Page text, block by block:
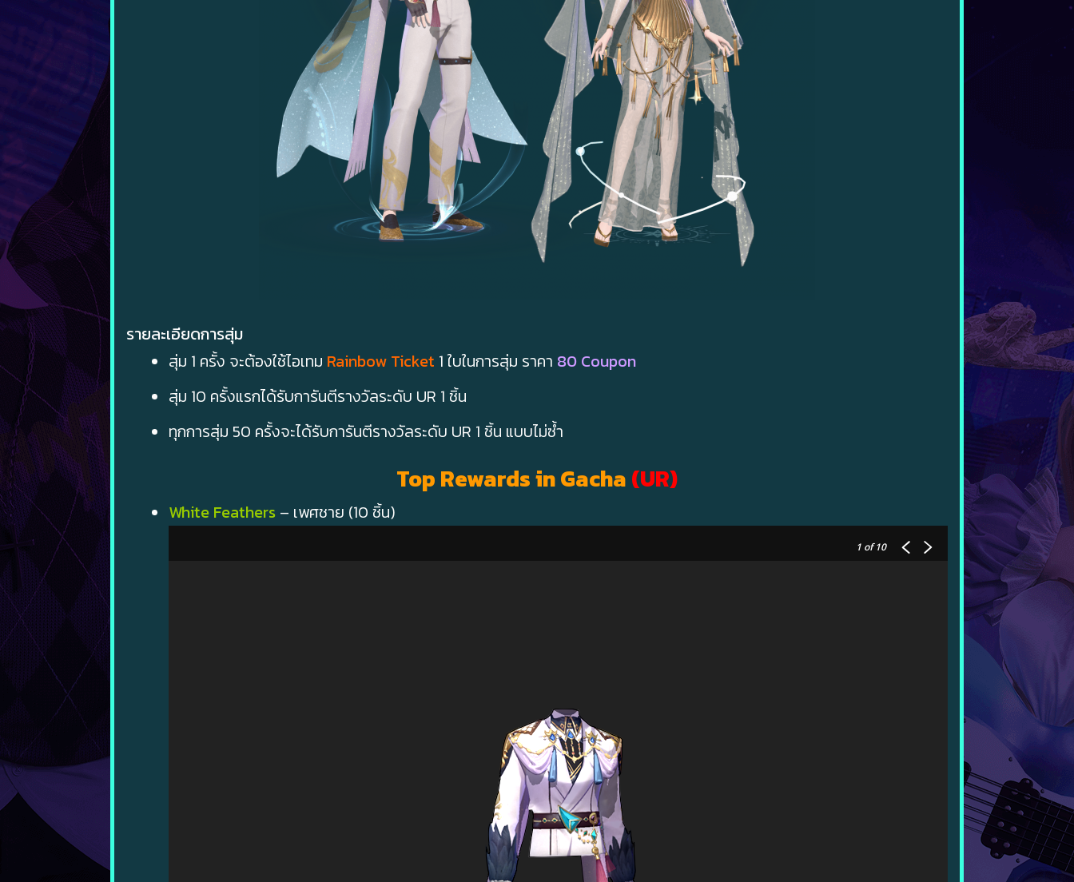
รายละเอียดการสุ่ม
สุ่ม 1 ครั้ง จะต้องใช้ไอเทม Rainbow Ticket 1 ใบในการสุ่ม ราคา 80 Coupon
สุ่ม 10 ครั้งแรกได้รับการันตีรางวัลระดับ UR 1 ชิ้น
ทุกการสุ่ม 50 ครั้งจะได้รับการันตีรางวัลระดับ UR 1 ชิ้น แบบไม่ซ้ำ
Top Rewards in Gacha(UR)
White Feathers – เพศชาย (10 ชิ้น)
1 of 10